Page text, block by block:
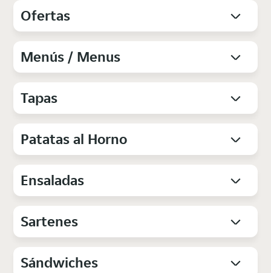
Ofertas
Menús / Menus
Tapas
Patatas al Horno
Ensaladas
Sartenes
Sándwiches